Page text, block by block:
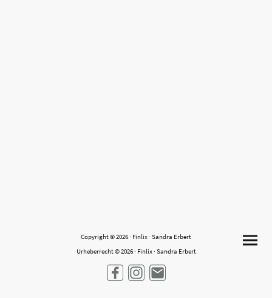
Copyright © 2026 · Finlix · Sandra Erbert
Urheberrecht © 2026 · Finlix · Sandra Erbert